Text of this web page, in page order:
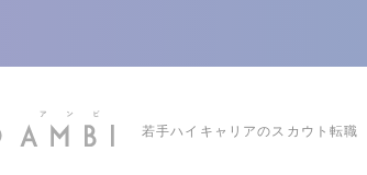
若手ハイキャリアのスカウト転職